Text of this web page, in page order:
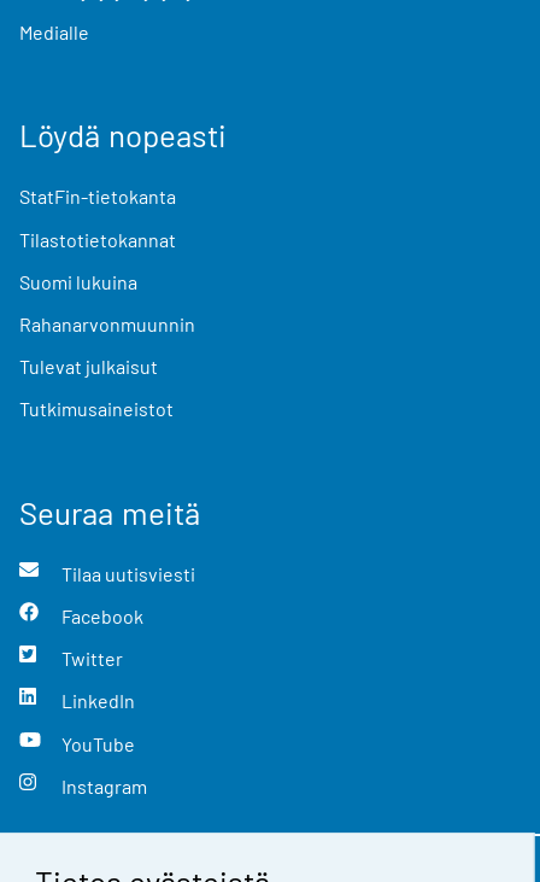
Medialle
Löydä nopeasti
StatFin-tietokanta
Tilastotietokannat
Suomi lukuina
Rahanarvonmuunnin
Tulevat julkaisut
Tutkimusaineistot
Seuraa meitä
Tilaa uutisviesti
Facebook
Twitter
LinkedIn
YouTube
Instagram